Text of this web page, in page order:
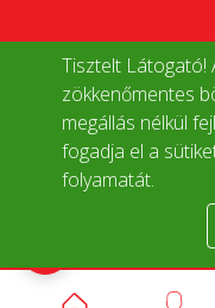
Tisztelt Látogató!
zökkenőmentes
megállás nélkül
fogadja el a
folyamatát.
Termékek